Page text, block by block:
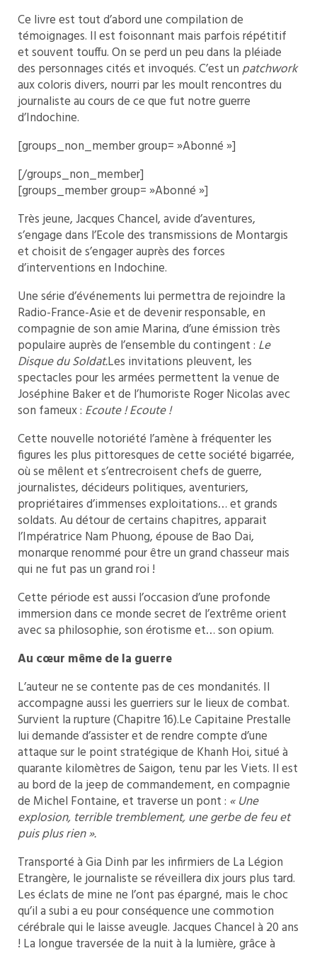
Ce livre est tout d’abord une compilation de
témoignages. Il est foisonnant mais parfois répétitif
et souvent touffu. On se perd un peu dans la pléiade
des personnages cités et invoqués. C’est unpatchwork
aux coloris divers, nourri par les moult rencontres du
journaliste au cours de ce que fut notre guerre
d’Indochine.
[groups_non_member group= »Abonné »]
[/groups_non_member]
[groups_member group= »Abonné »]
Très jeune, Jacques Chancel, avide d’aventures,
s’engage dans l’Ecole des transmissions de Montargis
et choisit de s’engager auprès des forces
d’interventions en Indochine.
Une série d’événements lui permettra de rejoindre la
Radio-France-Asie et de devenir responsable, en
compagnie de son amie Marina, d’une émission très
populaire auprès de l’ensemble du contingent : Le
Disque du Soldat.Les invitations pleuvent, les
spectacles pour les armées permettent la venue de
Joséphine Baker et de l’humoriste Roger Nicolas avec
son fameux : Ecoute ! Ecoute !
Cette nouvelle notoriété l’amène à fréquenter les
figures les plus pittoresques de cette société bigarrée,
où se mêlent et s’entrecroisent chefs de guerre,
journalistes, décideurs politiques, aventuriers,
propriétaires d’immenses exploitations… et grands
soldats. Au détour de certains chapitres, apparait
l’Impératrice Nam Phuong, épouse de Bao Dai,
monarque renommé pour être un grand chasseur mais
qui ne fut pas un grand roi !
Cette période est aussi l’occasion d’une profonde
immersion dans ce monde secret de l’extrême orient
avec sa philosophie, son érotisme et… son opium.
Au cœur même de la guerre
L’auteur ne se contente pas de ces mondanités. Il
accompagne aussi les guerriers sur le lieux de combat.
Survient la rupture (Chapitre 16).Le Capitaine Prestalle
lui demande d’assister et de rendre compte d’une
attaque sur le point stratégique de Khanh Hoi, situé à
quarante kilomètres de Saigon, tenu par les Viets. Il est
au bord de la jeep de commandement, en compagnie
de Michel Fontaine, et traverse un pont : « Une
explosion, terrible tremblement, une gerbe de feu et
puis plus rien ».
Transporté à Gia Dinh par les infirmiers de La Légion
Etrangère, le journaliste se réveillera dix jours plus tard.
Les éclats de mine ne l’ont pas épargné, mais le choc
qu’il a subi a eu pour conséquence une commotion
cérébrale qui le laisse aveugle. Jacques Chancel à 20 ans
! La longue traversée de la nuit à la lumière, grâce à